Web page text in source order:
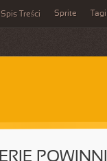
Spis Treści Sprite Tagi